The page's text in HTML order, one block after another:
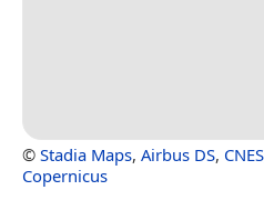
© Stadia Maps, Airbus DS, CNES
Copernicus